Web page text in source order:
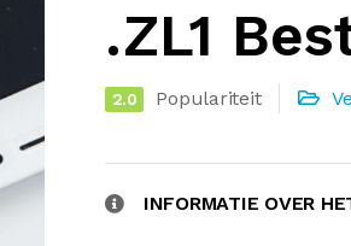
.ZL1
2.0 Populariteit
INFORMATIE OVER